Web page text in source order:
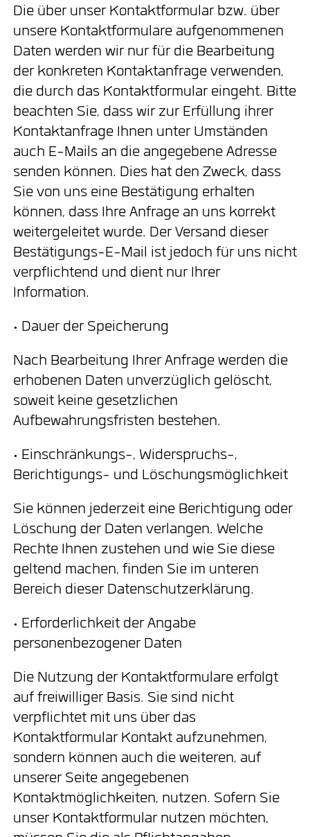
Die über unser Kontaktformular bzw. über
unsere Kontaktformulare aufgenommenen
Daten werden wir nur für die Bearbeitung
der konkreten Kontaktanfrage verwenden,
die durch das Kontaktformular eingeht. Bitte
beachten Sie, dass wir zur Erfüllung ihrer
Kontaktanfrage Ihnen unter Umständen
auch E-Mails an die angegebene Adresse
senden können. Dies hat den Zweck, dass
Sie von uns eine Bestätigung erhalten
können, dass Ihre Anfrage an uns korrekt
weitergeleitet wurde. Der Versand dieser
Bestätigungs-E-Mail ist jedoch für uns nicht
verpflichtend und dient nur Ihrer
Information.
• Dauer der Speicherung
Nach Bearbeitung Ihrer Anfrage werden die
erhobenen Daten unverzüglich gelöscht,
soweit keine gesetzlichen
Aufbewahrungsfristen bestehen.
• Einschränkungs-, Widerspruchs-,
Berichtigungs- und Löschungsmöglichkeit
Sie können jederzeit eine Berichtigung oder
Löschung der Daten verlangen. Welche
Rechte Ihnen zustehen und wie Sie diese
geltend machen, finden Sie im unteren
Bereich dieser Datenschutzerklärung.
• Erforderlichkeit der Angabe
personenbezogener Daten
Die Nutzung der Kontaktformulare erfolgt
auf freiwilliger Basis. Sie sind nicht
verpflichtet mit uns über das
Kontaktformular Kontakt aufzunehmen,
sondern können auch die weiteren, auf
unserer Seite angegebenen
Kontaktmöglichkeiten, nutzen. Sofern Sie
unser Kontaktformular nutzen möchten,